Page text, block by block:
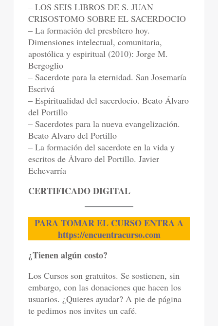
– LOS SEIS LIBROS DE S. JUAN
CRISOSTOMO SOBRE EL SACERDOCIO
– La formación del presbítero hoy.
Dimensiones intelectual, comunitaria,
apostólica y espiritual (2010): Jorge M.
Bergoglio
– Sacerdote para la eternidad. San Josemaría
Escrivá
– Espiritualidad del sacerdocio. Beato Álvaro
del Portillo
– Sacerdotes para la nueva evangelización.
Beato Alvaro del Portillo
– La formación del sacerdote en la vida y
escritos de Álvaro del Portillo. Javier
Echevarría
CERTIFICADO DIGITAL
PARA TOMAR EL CURSOENTRA A
https://encuentracurso.com
¿Tienen algún costo?
Los Cursos son gratuitos. Se sostienen, sin
embargo, con las donaciones que hacen los
usuarios. ¿Quieres ayudar? A pie de página
te pedimos nos invites un café.